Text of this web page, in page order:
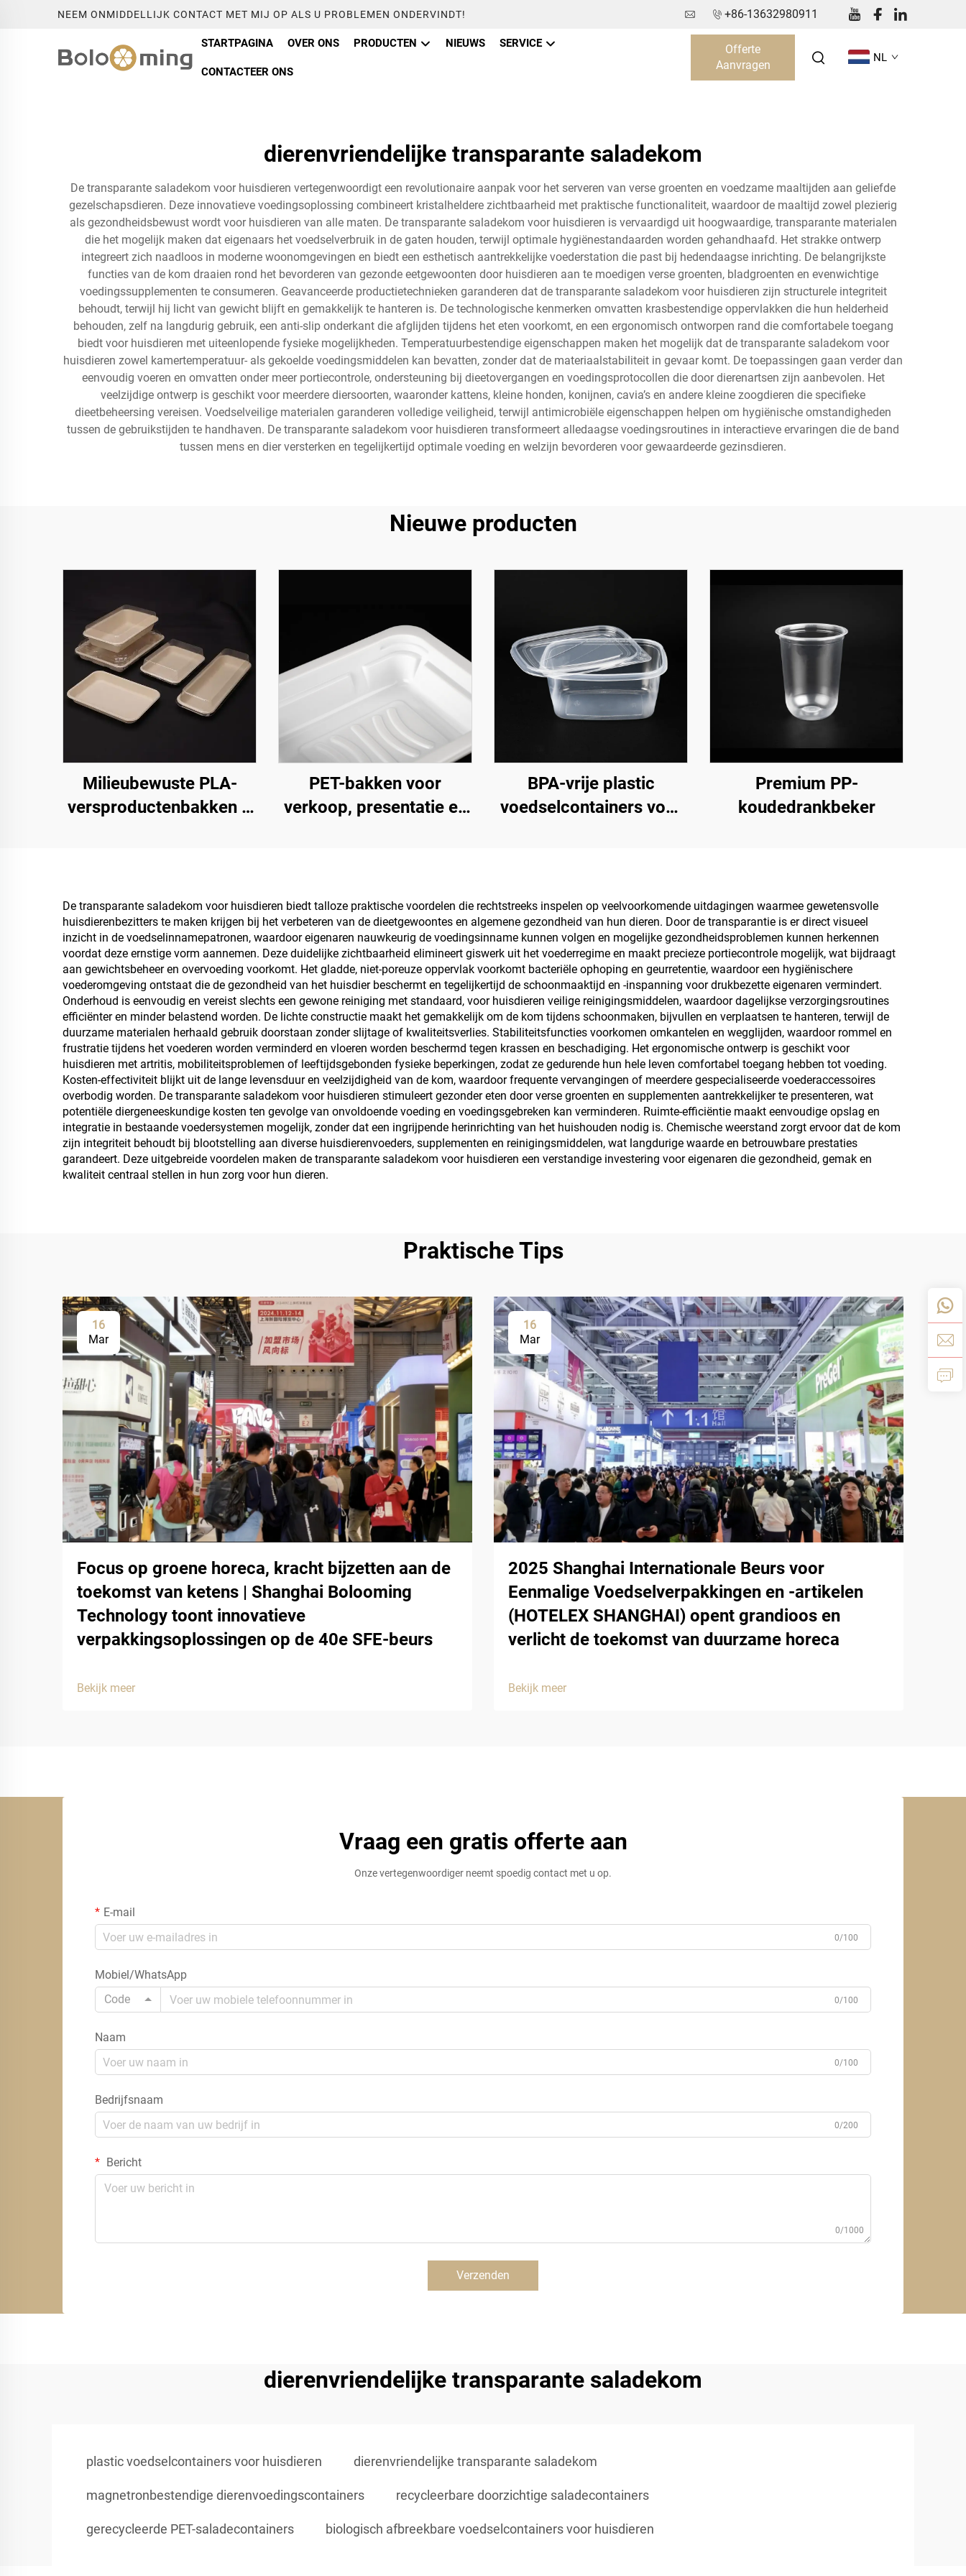
NEEM ONMIDDELLIJK CONTACT MET MIJ OP ALS U PROBLEMEN ONDERVINDT! +86-13632980911
STARTPAGINA OVER ONS PRODUCTEN NIEUWS SERVICE
CONTACTEER ONS
Offerte
Aanvragen
NL
dierenvriendelijke transparante saladekom
De transparante saladekom voor huisdieren vertegenwoordigt een revolutionaire aanpak voor het serveren van verse groenten en voedzame maaltijden aan geliefde
gezelschapsdieren. Deze innovatieve voedingsoplossing combineert kristalheldere zichtbaarheid met praktische functionaliteit, waardoor de maaltijd zowel plezierig
als gezondheidsbewust wordt voor huisdieren van alle maten. De transparante saladekom voor huisdieren is vervaardigd uit hoogwaardige, transparante materialen
die het mogelijk maken dat eigenaars het voedselverbruik in de gaten houden, terwijl optimale hygiënestandaarden worden gehandhaafd. Het strakke ontwerp
integreert zich naadloos in moderne woonomgevingen en biedt een esthetisch aantrekkelijke voederstation die past bij hedendaagse inrichting. De belangrijkste
functies van de kom draaien rond het bevorderen van gezonde eetgewoonten door huisdieren aan te moedigen verse groenten, bladgroenten en evenwichtige
voedingssupplementen te consumeren. Geavanceerde productietechnieken garanderen dat de transparante saladekom voor huisdieren zijn structurele integriteit
behoudt, terwijl hij licht van gewicht blijft en gemakkelijk te hanteren is. De technologische kenmerken omvatten krasbestendige oppervlakken die hun helderheid
behouden, zelf na langdurig gebruik, een anti-slip onderkant die afglijden tijdens het eten voorkomt, en een ergonomisch ontworpen rand die comfortabele toegang
biedt voor huisdieren met uiteenlopende fysieke mogelijkheden. Temperatuurbestendige eigenschappen maken het mogelijk dat de transparante saladekom voor
huisdieren zowel kamertemperatuur- als gekoelde voedingsmiddelen kan bevatten, zonder dat de materiaalstabiliteit in gevaar komt. De toepassingen gaan verder dan
eenvoudig voeren en omvatten onder meer portiecontrole, ondersteuning bij dieetovergangen en voedingsprotocollen die door dierenartsen zijn aanbevolen. Het
veelzijdige ontwerp is geschikt voor meerdere diersoorten, waaronder kattens, kleine honden, konijnen, cavia’s en andere kleine zoogdieren die specifieke
dieetbeheersing vereisen. Voedselveilige materialen garanderen volledige veiligheid, terwijl antimicrobiële eigenschappen helpen om hygiënische omstandigheden
tussen de gebruikstijden te handhaven. De transparante saladekom voor huisdieren transformeert alledaagse voedingsroutines in interactieve ervaringen die de band
tussen mens en dier versterken en tegelijkertijd optimale voeding en welzijn bevorderen voor gewaardeerde gezinsdieren.
Nieuwe producten
Milieubewuste PLA-
versproductenbakken –
PET-bakken voor
verkoop, presentatie en
BPA-vrije plastic
voedselcontainers voor
Premium PP-
koudedrankbeker
De transparante saladekom voor huisdieren biedt talloze praktische voordelen die rechtstreeks inspelen op veelvoorkomende uitdagingen waarmee gewetensvolle
huisdierenbezitters te maken krijgen bij het verbeteren van de dieetgewoontes en algemene gezondheid van hun dieren. Door de transparantie is er direct visueel
inzicht in de voedselinnamepatronen, waardoor eigenaren nauwkeurig de voedingsinname kunnen volgen en mogelijke gezondheidsproblemen kunnen herkennen
voordat deze ernstige vorm aannemen. Deze duidelijke zichtbaarheid elimineert giswerk uit het voederregime en maakt precieze portiecontrole mogelijk, wat bijdraagt
aan gewichtsbeheer en overvoeding voorkomt. Het gladde, niet-poreuze oppervlak voorkomt bacteriële ophoping en geurretentie, waardoor een hygiënischere
voederomgeving ontstaat die de gezondheid van het huisdier beschermt en tegelijkertijd de schoonmaaktijd en -inspanning voor drukbezette eigenaren vermindert.
Onderhoud is eenvoudig en vereist slechts een gewone reiniging met standaard, voor huisdieren veilige reinigingsmiddelen, waardoor dagelijkse verzorgingsroutines
efficiënter en minder belastend worden. De lichte constructie maakt het gemakkelijk om de kom tijdens schoonmaken, bijvullen en verplaatsen te hanteren, terwijl de
duurzame materialen herhaald gebruik doorstaan zonder slijtage of kwaliteitsverlies. Stabiliteitsfuncties voorkomen omkantelen en wegglijden, waardoor rommel en
frustratie tijdens het voederen worden verminderd en vloeren worden beschermd tegen krassen en beschadiging. Het ergonomische ontwerp is geschikt voor
huisdieren met artritis, mobiliteitsproblemen of leeftijdsgebonden fysieke beperkingen, zodat ze gedurende hun hele leven comfortabel toegang hebben tot voeding.
Kosten-effectiviteit blijkt uit de lange levensduur en veelzijdigheid van de kom, waardoor frequente vervangingen of meerdere gespecialiseerde voederaccessoires
overbodig worden. De transparante saladekom voor huisdieren stimuleert gezonder eten door verse groenten en supplementen aantrekkelijker te presenteren, wat
potentiële diergeneeskundige kosten ten gevolge van onvoldoende voeding en voedingsgebreken kan verminderen. Ruimte-efficiëntie maakt eenvoudige opslag en
integratie in bestaande voedersystemen mogelijk, zonder dat een ingrijpende herinrichting van het huishouden nodig is. Chemische weerstand zorgt ervoor dat de kom
zijn integriteit behoudt bij blootstelling aan diverse huisdierenvoeders, supplementen en reinigingsmiddelen, wat langdurige waarde en betrouwbare prestaties
garandeert. Deze uitgebreide voordelen maken de transparante saladekom voor huisdieren een verstandige investering voor eigenaren die gezondheid, gemak en
kwaliteit centraal stellen in hun zorg voor hun dieren.
Praktische Tips
16
Mar
Focus op groene horeca, kracht bijzetten aan de
toekomst van ketens | Shanghai Bolooming
Technology toont innovatieve
verpakkingsoplossingen op de 40e SFE-beurs
Bekijk meer
16
Mar
2025 Shanghai Internationale Beurs voor
Eenmalige Voedselverpakkingen en -artikelen
(HOTELEX SHANGHAI) opent grandioos en
verlicht de toekomst van duurzame horeca
Bekijk meer
Vraag een gratis offerte aan
Onze vertegenwoordiger neemt spoedig contact met u op.
E-mail
0/100
Mobiel/WhatsApp
Code
0/100
Naam
0/100
Bedrijfsnaam
0/200
Bericht
0/1000
Verzenden
dierenvriendelijke transparante saladekom
plastic voedselcontainers voor huisdieren dierenvriendelijke transparante saladekom
magnetronbestendige dierenvoedingscontainers recycleerbare doorzichtige saladecontainers
gerecycleerde PET-saladecontainers biologisch afbreekbare voedselcontainers voor huisdieren